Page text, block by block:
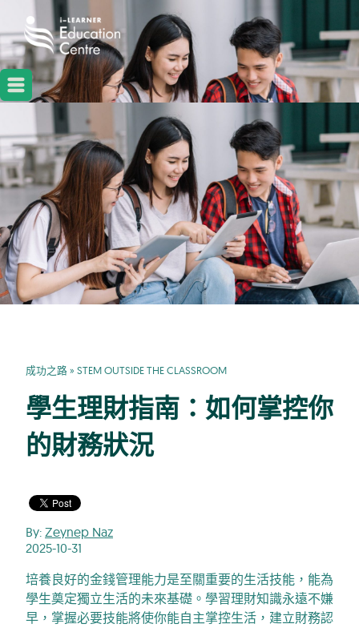
成功之路» STEM OUTSIDE THE CLASSROOM
學生理財指南：如何掌控你
的財務狀況
By: Zeynep Naz
2025-10-31
培養良好的金錢管理能力是至關重要的生活技能，能為
學生奠定獨立生活的未來基礎。學習理財知識永遠不嫌
早，掌握必要技能將使你能自主掌控生活，建立財務認